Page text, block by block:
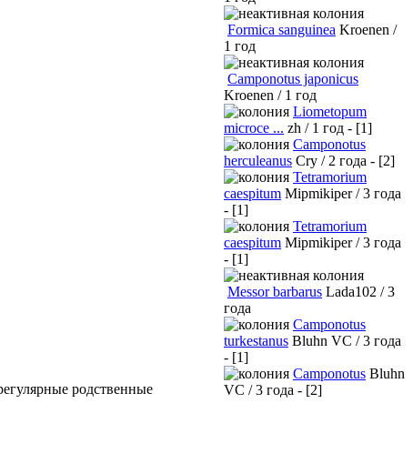
родственные
Formica sanguinea Kroenen /
1 год
Camponotus japonicus
Kroenen / 1 год
Liometopum
microce ... zh / 1 год - [1]
Camponotus
herculeanus Cry / 2 года - [2]
Tetramorium
caespitum Mipmikiper / 3 года
- [1]
Tetramorium
caespitum Mipmikiper / 3 года
- [1]
Messor barbarus Lada102 / 3
года
Camponotus
turkestanus Bluhn VC / 3 года
- [1]
Camponotus Bluhn
VC / 3 года - [2]